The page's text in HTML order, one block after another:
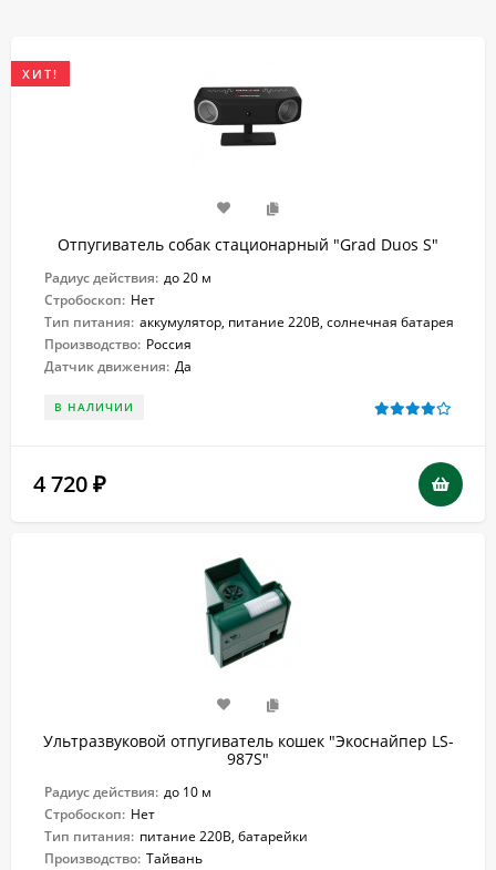
ХИТ!
Отпугиватель собак стационарный "Grad Duos S"
Радиус действия: до 20 м
Стробоскоп: Нет
Тип питания: аккумулятор, питание 220В, солнечная батарея
Производство: Россия
Датчик движения: Да
В НАЛИЧИИ
4 720 ₽
Ультразвуковой отпугиватель кошек "Экоснайпер LS-
987S"
Радиус действия: до 10 м
Стробоскоп: Нет
Тип питания: питание 220В, батарейки
Производство: Тайвань